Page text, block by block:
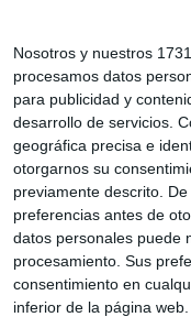
Nosotros y nuestros 1731
procesamos datos
para publicidad y
desarrollo de servicios.
geográfica precisa e
otorgarnos su
previamente descrito.
preferencias antes de
datos personales puede
procesamiento. Sus
consentimiento en
inferior de la página web.
para
entre ellos el
de que París se